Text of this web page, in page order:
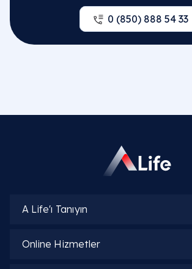
0 (850) 888 54 33
A Life'ı Tanıyın
Online Hizmetler